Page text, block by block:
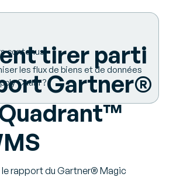
tirer parti
Gartner®
rapport du Gartner® Magic
contenus
les flux de biens et de données
Chain ?